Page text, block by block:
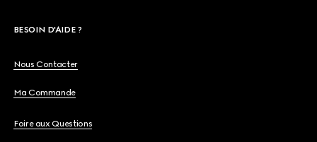
BESOIN D'AIDE ?
Nous Contacter
Ma Commande
Foire aux Questions